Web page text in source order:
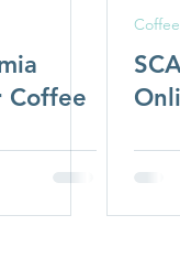
Coffee